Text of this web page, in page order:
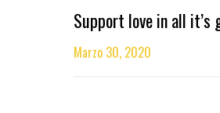
Support love in all it’s
Marzo 30, 2020